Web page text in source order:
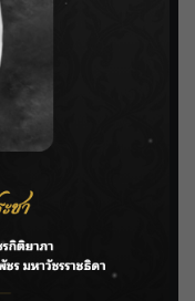
ติดตั้งเครื่องสูบน้ำ
วัลใหญ่ Weibo